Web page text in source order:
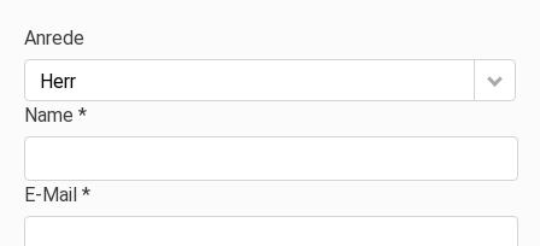
Anrede
Herr
Name *
E-Mail *